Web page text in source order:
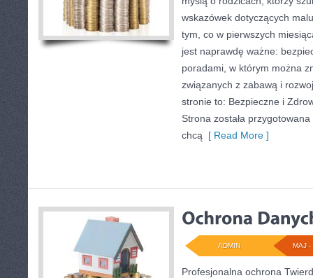
wskazówek dotyczących
tym, co w pierwszych
jest naprawdę ważne:
poradami, w którym można
związanych z zabawą i
stronie to: Bezpieczne i
Strona została
chcą [ Read More ]
MAJ -
ADMIN
Profesjonalna ochrona